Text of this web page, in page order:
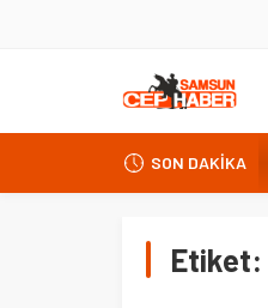
SON DAKİKA
Etiket: